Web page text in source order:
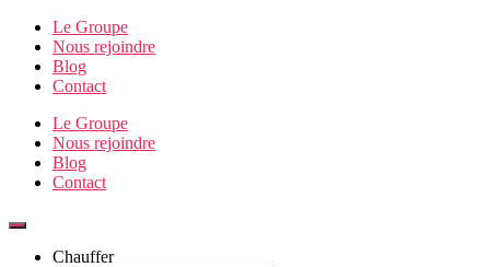
Le Groupe
Nous rejoindre
Blog
Contact
Le Groupe
Nous rejoindre
Blog
Contact
Chauffer